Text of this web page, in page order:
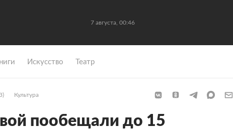
7 августа, 00:46
Искусство Театр
Культура
пообещали до 15